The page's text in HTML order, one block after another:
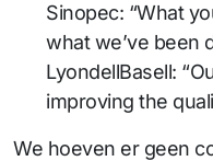
Sinopec: “What
what we’ve been
LyondellBasell:
improving the
We hoeven er geen